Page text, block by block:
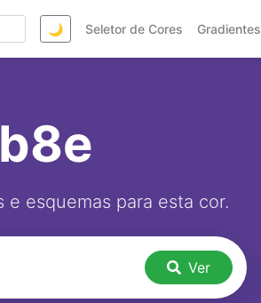
🌙 Seletor de Cores Gradientes
esquemas para esta cor.
Ver